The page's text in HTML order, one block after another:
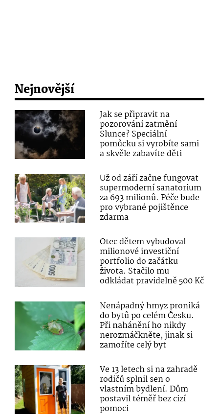
Nejnovější
Jak se připravit na
pozorování zatmění
Slunce? Speciální
pomůcku si vyrobíte sami
a skvěle zabavíte děti
Už od září začne fungovat
supermoderní sanatorium
za 693 milionů. Péče bude
pro vybrané pojištěnce
zdarma
Otec dětem vybudoval
milionové investiční
portfolio do začátku
života. Stačilo mu
odkládat pravidelně 500 Kč
Nenápadný hmyz proniká
do bytů po celém Česku.
Při nahánění ho nikdy
nerozmáčkněte, jinak si
zamoříte celý byt
Ve 13 letech si na zahradě
rodičů splnil sen o
vlastním bydlení. Dům
postavil téměř bez cizí
pomoci